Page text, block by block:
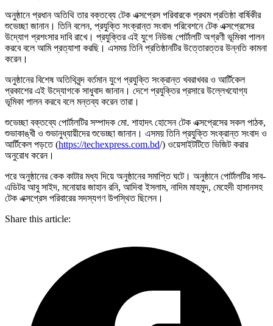
অনুষ্ঠানে প্রধান অতিথি তার বক্তব্যে টেক এক্সপ্রেস পরিবারকে প্রথম প্রতিষ্ঠা বার্ষিকীর
শুভেচ্ছা জানান। তিনি বলেন, প্রযুক্তি সংক্রান্ত সংবাদ পরিবেশনে টেক এক্সপ্রেসের
উদ্যোগ প্রশংসার দাবি রাখে। প্রযুক্তির এই যুগে নিউজ পোর্টালটি অগ্রণী ভূমিকা পালন
করবে বলে আমি প্রত্যাশা করছি। এসময় তিনি প্রতিষ্ঠানটির উত্তোরত্তর উন্নতি কামনা
করেন।
অনুষ্ঠানের বিশেষ অতিথিবৃন্দ বর্তমান যুগে প্রযুক্তি সংক্রান্ত খবরাখবর ও আর্টিকেল
প্রকাশের এই উদ্যোগকে সাধুবাদ জানান। দেশে প্রযুক্তির প্রসারে উল্লেখযোগ্য
ভূমিকা পালন করবে বলে মন্তব্য করেন তারা।
শুভেচ্ছা বক্তব্যে পোর্টালটির সম্পাদক মো. শাহাদৎ হোসেন টেক এক্সপ্রেসের সকল পাঠক,
শুভাকাঙ্খী ও শুভানুধ্যায়ীদের শুভেচ্ছা জানান। এসময় তিনি প্রযুক্তি সংক্রান্ত সংবাদ ও
আর্টিকেল পড়তে (https://techexpress.com.bd/) ওয়েসাইটটিতে ভিজিট করার
অনুরোধ করেন।
পরে অনুষ্ঠানের কেক কাটার মধ্য দিয়ে অনুষ্ঠানের সমাপ্তি ঘটে। অনুষ্ঠানে পোর্টালটির সাব-
এডিটর আবু সাইদ, মনোয়ার জাহান রনি, আদিবা ইসলাম, নাদিম মাহমুদ, মেহেদী হাসানসহ
টেক এক্সপ্রেস পরিবারের সদস্যগণ উপস্থিত ছিলেন।
Share this article: